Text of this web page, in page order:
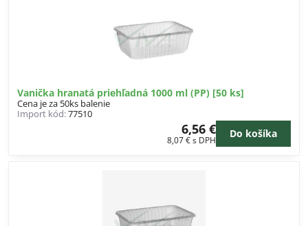
Vanička hranatá priehľadná 1000 ml (PP) [50 ks]
Cena je za 50ks balenie
Import kód:77510
6,56 €
8,07 €s DPH
Do košíka